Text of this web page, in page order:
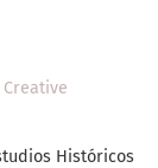
Creative
Históricos